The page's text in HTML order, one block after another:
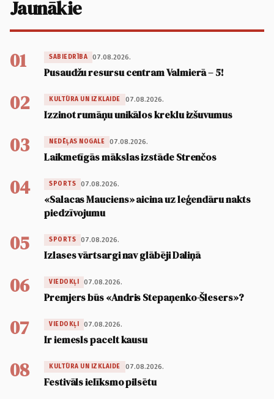
Jaunākie
01 SABIEDRĪBA 07.08.2026.
Pusaudžu resursu centram Valmierā – 5!
02 KULTŪRA UN IZKLAIDE 07.08.2026.
Izzinot rumāņu unikālos kreklu izšuvumus
03 NEDĒĻAS NOGALE 07.08.2026.
Laikmetīgās mākslas izstāde Strenčos
04 SPORTS 07.08.2026.
«Salacas Mauciens» aicina uz leģendāru nakts
piedzīvojumu
05 SPORTS 07.08.2026.
Izlases vārtsargi nav glābēji Daliņā
06 VIEDOKĻI 07.08.2026.
Premjers būs «Andris Stepaņenko-Šlesers»?
07 VIEDOKĻI 07.08.2026.
Ir iemesls pacelt kausu
08 KULTŪRA UN IZKLAIDE 07.08.2026.
Festivāls ielīksmo pilsētu